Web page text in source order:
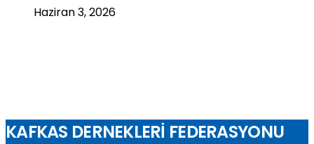
Haziran 3, 2026
KAFKAS DERNEKLERİ FEDERASYONU